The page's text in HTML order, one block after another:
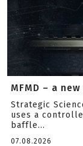
MFMD – a
Strategic
uses a
baffle...
07.08.2026